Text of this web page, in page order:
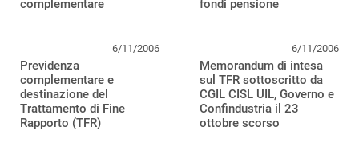
complementare fondi pensione
6/11/2006
Previdenza
complementare e
destinazione del
Trattamento di Fine
Rapporto (TFR)
6/11/2006
Memorandum di intesa
sul TFR sottoscritto da
CGIL CISL UIL, Governo e
Confindustria il 23
ottobre scorso